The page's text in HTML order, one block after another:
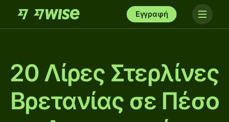
Εγγραφή
20 Λίρες Στερλίνες
Βρετανίας σε Πέσο